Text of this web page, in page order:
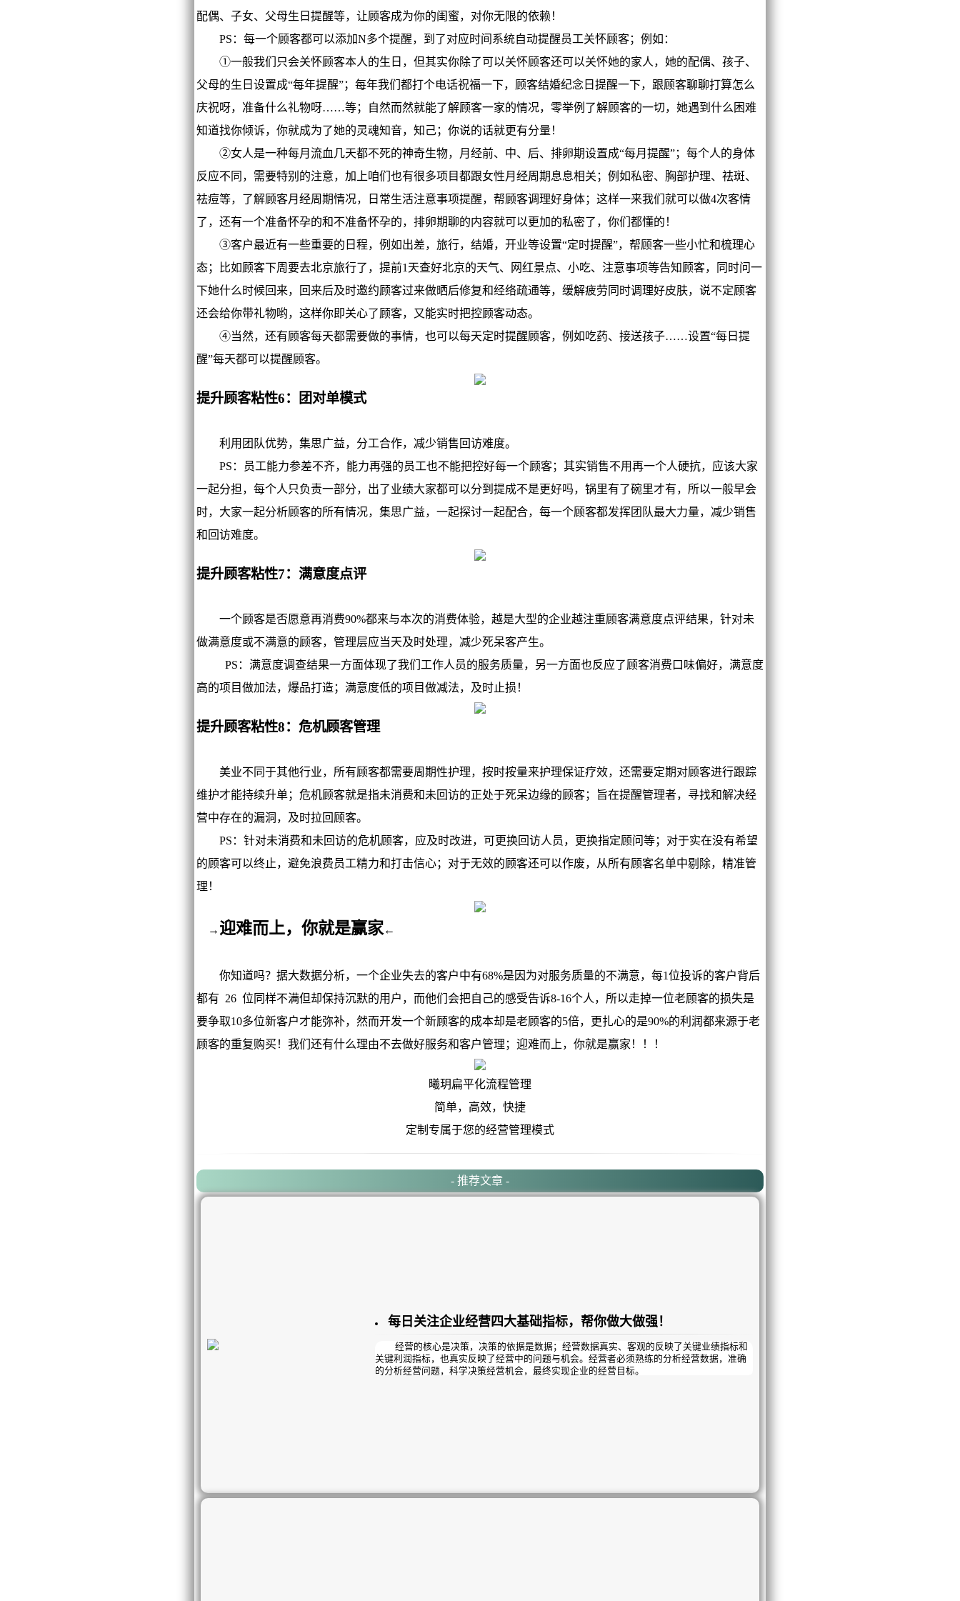
配偶、子女、父母生日提醒等，让顾客成为你的闺蜜，对你无限的依赖！
PS：每一个顾客都可以添加N多个提醒，到了对应时间系统自动提醒员工关怀顾客；例如：
①一般我们只会关怀顾客本人的生日，但其实你除了可以关怀顾客还可以关怀她的家人，她的配偶、孩子、
父母的生日设置成“每年提醒”；每年我们都打个电话祝福一下，顾客结婚纪念日提醒一下，跟顾客聊聊打算怎么
庆祝呀，准备什么礼物呀……等；自然而然就能了解顾客一家的情况，零举例了解顾客的一切，她遇到什么困难
知道找你倾诉，你就成为了她的灵魂知音，知己；你说的话就更有分量！
②女人是一种每月流血几天都不死的神奇生物，月经前、中、后、排卵期设置成“每月提醒”；每个人的身体
反应不同，需要特别的注意，加上咱们也有很多项目都跟女性月经周期息息相关；例如私密、胸部护理、祛斑、
祛痘等，了解顾客月经周期情况，日常生活注意事项提醒，帮顾客调理好身体；这样一来我们就可以做4次客情
了，还有一个准备怀孕的和不准备怀孕的，排卵期聊的内容就可以更加的私密了，你们都懂的！
③客户最近有一些重要的日程，例如出差，旅行，结婚，开业等设置“定时提醒”，帮顾客一些小忙和梳理心
态；比如顾客下周要去北京旅行了，提前1天查好北京的天气、网红景点、小吃、注意事项等告知顾客，同时问一
下她什么时候回来，回来后及时邀约顾客过来做晒后修复和经络疏通等，缓解疲劳同时调理好皮肤，说不定顾客
还会给你带礼物哟，这样你即关心了顾客，又能实时把控顾客动态。
④当然，还有顾客每天都需要做的事情，也可以每天定时提醒顾客，例如吃药、接送孩子……设置“每日提
醒”每天都可以提醒顾客。
提升顾客粘性6：团对单模式
利用团队优势，集思广益，分工合作，减少销售回访难度。
PS：员工能力参差不齐，能力再强的员工也不能把控好每一个顾客；其实销售不用再一个人硬抗，应该大家
一起分担，每个人只负责一部分，出了业绩大家都可以分到提成不是更好吗，锅里有了碗里才有，所以一般早会
时，大家一起分析顾客的所有情况，集思广益，一起探讨一起配合，每一个顾客都发挥团队最大力量，减少销售
和回访难度。
提升顾客粘性7：满意度点评
一个顾客是否愿意再消费90%都来与本次的消费体验，越是大型的企业越注重顾客满意度点评结果，针对未
做满意度或不满意的顾客，管理层应当天及时处理，减少死呆客产生。
PS：满意度调查结果一方面体现了我们工作人员的服务质量，另一方面也反应了顾客消费口味偏好，满意度
高的项目做加法，爆品打造；满意度低的项目做减法，及时止损！
提升顾客粘性8：危机顾客管理
美业不同于其他行业，所有顾客都需要周期性护理，按时按量来护理保证疗效，还需要定期对顾客进行跟踪
维护才能持续升单；危机顾客就是指未消费和未回访的正处于死呆边缘的顾客；旨在提醒管理者，寻找和解决经
营中存在的漏洞，及时拉回顾客。
PS：针对未消费和未回访的危机顾客，应及时改进，可更换回访人员，更换指定顾问等；对于实在没有希望
的顾客可以终止，避免浪费员工精力和打击信心；对于无效的顾客还可以作废，从所有顾客名单中剔除，精准管
理！
→ 迎难而上，你就是赢家←
你知道吗？据大数据分析，一个企业失去的客户中有68%是因为对服务质量的不满意，每1位投诉的客户背后
都有 26 位同样不满但却保持沉默的用户，而他们会把自己的感受告诉8-16个人，所以走掉一位老顾客的损失是
要争取10多位新客户才能弥补，然而开发一个新顾客的成本却是老顾客的5倍，更扎心的是90%的利润都来源于老
顾客的重复购买！我们还有什么理由不去做好服务和客户管理；迎难而上，你就是赢家！！！
曦玥扁平化流程管理
简单，高效，快捷
定制专属于您的经营管理模式
- 推荐文章 -
每日关注企业经营四大基础指标，帮你做大做强！
经营的核心是决策，决策的依据是数据；经营数据真实、客观的反映了关键业绩指标和
关键利润指标，也真实反映了经营中的问题与机会。经营者必须熟练的分析经营数据，准确
的分析经营问题，科学决策经营机会，最终实现企业的经营目标。